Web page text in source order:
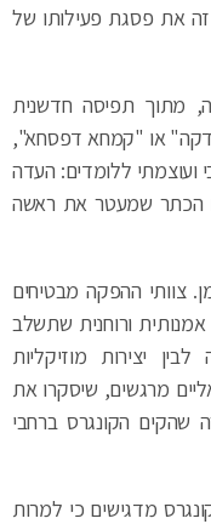
את פסגת פעילותו של
מתוך תפיסה חדשנית
או "קמחא דפסחא",
ועוצמתי ללומדים: העדה
הכתר שמעטר את ראשה
צוותי ההפקה מבטיחים
ורוחנית שתשלב
יצירות מוזיקליות
מרגשים, שיסקרו את
שהקים הקונגרס ברחבי
מדגישים כי למרות